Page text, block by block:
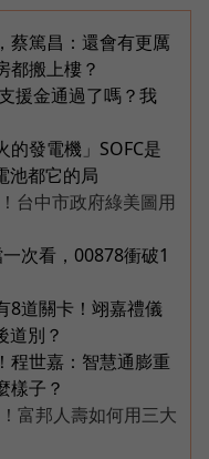
蔡篤昌：還會有更厲
都搬上樓？
援金通過了嗎？我
的發電機」SOFC是
池都它的局
台中市政府綠美圖用
次看，00878衝破1
8道關卡！翊嘉禮儀
道別？
程世嘉：智慧通膨重
樣子？
富邦人壽如何用三大